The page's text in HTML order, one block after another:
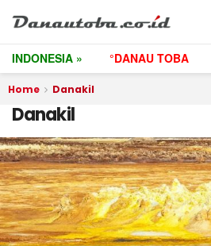
INDONESIA » °DANAU TOBA
Home Danakil
Danakil